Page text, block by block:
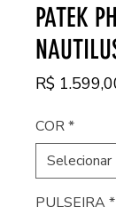
PATEK
R$
COR*
PULSEIRA*